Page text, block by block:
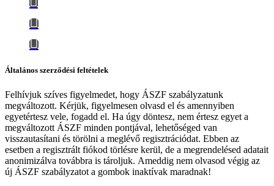
Általános szerződési feltételek
Felhívjuk szíves figyelmedet, hogy ÁSZF szabályzatunk
megváltozott. Kérjük, figyelmesen olvasd el és amennyiben
egyetértesz vele, fogadd el. Ha úgy döntesz, nem értesz egyet a
megváltozott ÁSZF minden pontjával, lehetőséged van
visszautasítani és törölni a meglévő regisztrációdat. Ebben az
esetben a regisztrált fiókod törlésre kerül, de a megrendelésed adatait
anonimizálva továbbra is tároljuk. Ameddig nem olvasod végig az
új ÁSZF szabályzatot a gombok inaktívak maradnak!